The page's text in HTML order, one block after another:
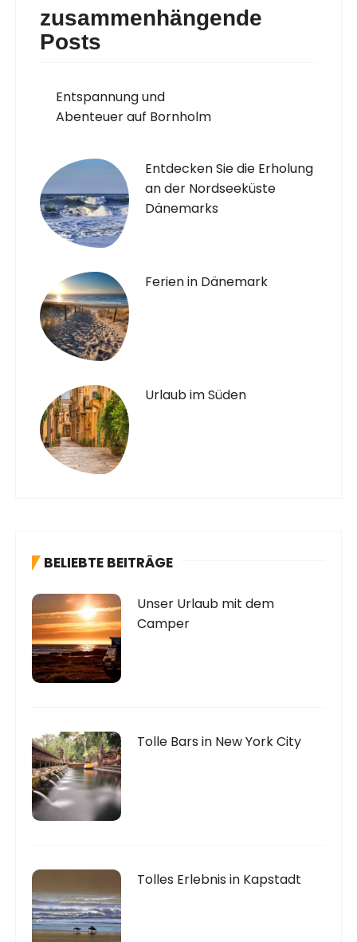
zusammenhängende
Posts
Entspannung und
Abenteuer auf Bornholm
Entdecken Sie die Erholung
an der Nordseeküste
Dänemarks
Ferien in Dänemark
Urlaub im Süden
BELIEBTE BEITRÄGE
Unser Urlaub mit dem
Camper
Tolle Bars in New York City
Tolles Erlebnis in Kapstadt